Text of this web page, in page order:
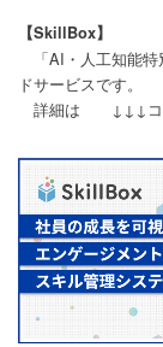
【SkillBox】
「AI・人工知能特
ドサービスです。
詳細は ↓↓↓コ